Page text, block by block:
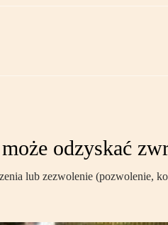
odzyskać
lub zezwolenie (pozwolenie,